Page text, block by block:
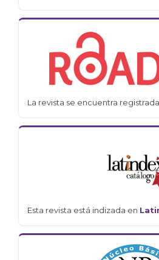
La revista se encuentra
Esta revista está indizada en